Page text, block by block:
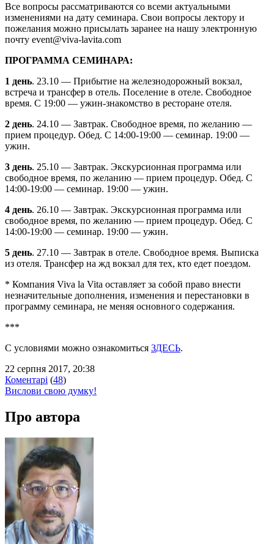
Все вопросы рассматриваются со всеми актуальными
изменениями на дату семинара. Свои вопросы лектору и
пожелания можно присылать заранее на нашу электронную
почту event@viva-lavita.com
ПРОГРАММА СЕМИНАРА:
1 день. 23.10 — Прибытие на железнодорожный вокзал,
встреча и трансфер в отель. Поселение в отеле. Свободное
время. С 19:00 — ужин-знакомство в ресторане отеля.
2 день. 24.10 — Завтрак. Свободное время, по желанию —
прием процедур. Обед. С 14:00-19:00 — семинар. 19:00 —
ужин.
3 день. 25.10 — Завтрак. Экскурсионная программа или
свободное время, по желанию — прием процедур. Обед. С
14:00-19:00 — семинар. 19:00 — ужин.
4 день. 26.10 — Завтрак. Экскурсионная программа или
свободное время, по желанию — прием процедур. Обед. С
14:00-19:00 — семинар. 19:00 — ужин.
5 день. 27.10 — Завтрак в отеле. Свободное время. Выписка
из отеля. Трансфер на жд вокзал для тех, кто едет поездом.
* Компания Viva la Vita оставляет за собой право внести
незначительные дополнения, изменения и перестановки в
программу семинара, не меняя основного содержания.
***
С условиями можно ознакомиться ЗДЕСЬ.
22 серпня 2017, 20:38
Коментарі (48)
Вислови свою думку!
Про автора